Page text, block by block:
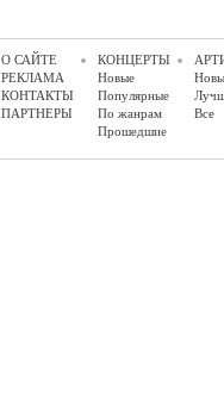
О САЙТЕ
РЕКЛАМА
КОНТАКТЫ
ПАРТНЕРЫ
КОНЦЕРТЫ
Новые
Популярные
По жанрам
Прошедшие
Все